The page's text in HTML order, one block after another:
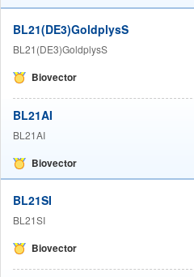
BL21(DE3)GoldplysS
BL21(DE3)GoldplysS
Biovector
BL21AI
BL21AI
Biovector
BL21SI
BL21SI
Biovector